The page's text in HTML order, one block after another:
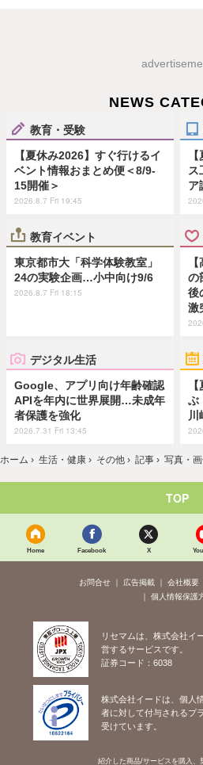
NEWS
教育・受験
【夏休み2026】すぐ行けるイ
ベント情報おまとめ便＜8/9-
15開催＞
2026.8.7 Fri 19:45
ス
ア
教育イベント
東京都市大「科学体験教室」
24の実験企画…小中向け9/6
2026.8.7 Fri 18:15
の
後
激
デジタル生活
Google、アプリ向け年齢確認
APIを年内に世界展開…未成年
者保護を強化
2026.7.31 Fri 13:45
ぶ
川
ホーム › 生活・健康 › その他 › 記事 › 写真・
TOP
Home Facebook X
お問合せ 広告掲載 会社概要
個人情報保護
リセマムは、株式会社イ
営するサービスです。
証券コード：6038
株式会社イードは、個人
者に対して付与されるプ
受けています。
紹介した商品/サービスを購入、